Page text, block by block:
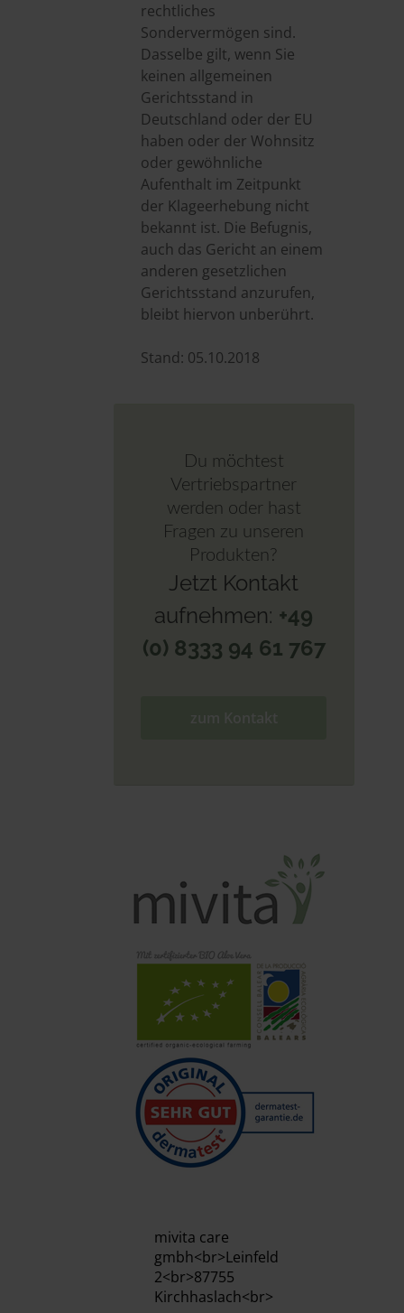
rechtliches
Sondervermögen sind.
Dasselbe gilt, wenn Sie
keinen allgemeinen
Gerichtsstand in
Deutschland oder der EU
haben oder der Wohnsitz
oder gewöhnliche
Aufenthalt im Zeitpunkt
der Klageerhebung nicht
bekannt ist. Die Befugnis,
auch das Gericht an einem
anderen gesetzlichen
Gerichtsstand anzurufen,
bleibt hiervon unberührt.
Stand: 05.10.2018
Du möchtest
Vertriebspartner
werden oder hast
Fragen zu unseren
Produkten?
Jetzt Kontakt
aufnehmen: +49
(0) 8333 94 61 767
mivita care
gmbh<br>Leinfeld
2<br>87755
Kirchhaslach<br>